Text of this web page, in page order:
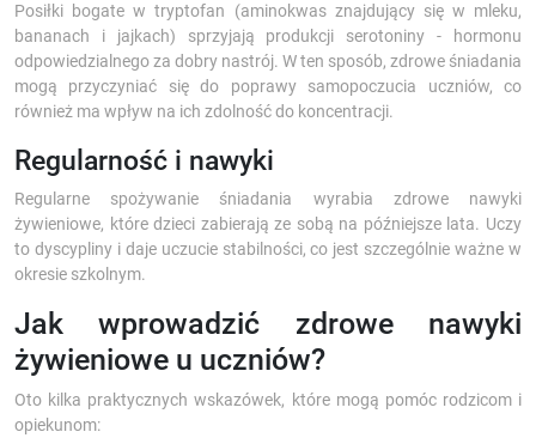
Posiłki bogate w tryptofan (aminokwas znajdujący się w mleku,
bananach i jajkach) sprzyjają produkcji serotoniny - hormonu
odpowiedzialnego za dobry nastrój. W ten sposób, zdrowe śniadania
mogą przyczyniać się do poprawy samopoczucia uczniów, co
również ma wpływ na ich zdolność do koncentracji.
Regularność i nawyki
Regularne spożywanie śniadania wyrabia zdrowe nawyki
żywieniowe, które dzieci zabierają ze sobą na późniejsze lata. Uczy
to dyscypliny i daje uczucie stabilności, co jest szczególnie ważne w
okresie szkolnym.
Jak wprowadzić zdrowe nawyki
żywieniowe u uczniów?
Oto kilka praktycznych wskazówek, które mogą pomóc rodzicom i
opiekunom: